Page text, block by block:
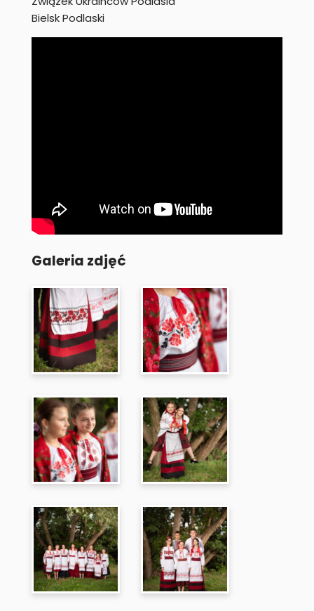
Bielsk Podlaski
Galeria zdjęć